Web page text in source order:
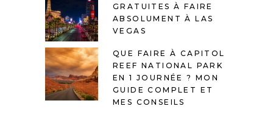
GRATUITES À FAIRE
ABSOLUMENT À LAS
VEGAS
QUE FAIRE À CAPITOL
REEF NATIONAL PARK
EN 1 JOURNÉE ? MON
GUIDE COMPLET ET
MES CONSEILS